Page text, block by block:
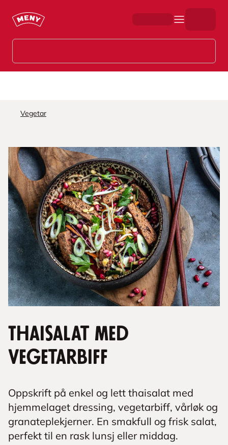
Vegetar
Thaisalat med
vegetarbiff
Oppskrift på enkel og lett thaisalat med
hjemmelaget dressing, vegetarbiff, vårløk og
granateplekjerner. En smakfull og frisk salat,
perfekt til en rask lunsj eller middag.